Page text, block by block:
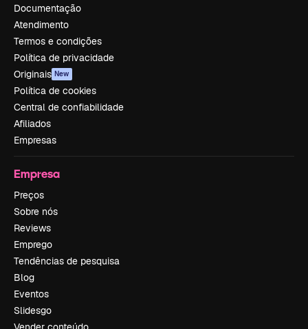
Documentação
Atendimento
Termos e condições
Política de privacidade
Originais New
Política de cookies
Central de confiabilidade
Afiliados
Empresas
Empresa
Preços
Sobre nós
Reviews
Emprego
Tendências de pesquisa
Blog
Eventos
Slidesgo